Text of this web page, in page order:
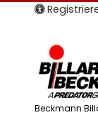
Beckmann